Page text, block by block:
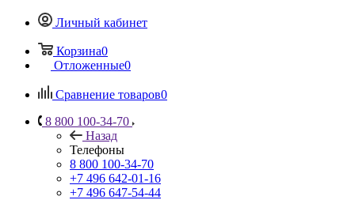
Личный кабинет
Корзина0
Отложенные0
Сравнение товаров0
8 800 100-34-70
Назад
Телефоны
8 800 100-34-70
+7 496 642-01-16
+7 496 647-54-44